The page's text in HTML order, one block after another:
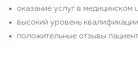
оказание услуг в медицинском
высокий уровень
положительные отзывы